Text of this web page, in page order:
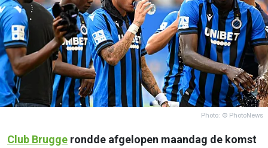
Photo: © PhotoNews
Club Brugge rondde afgelopen maandag de komst